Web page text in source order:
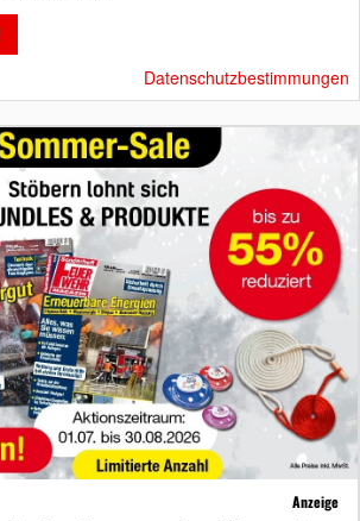
Datenschutzbestimmungen
Anzeige